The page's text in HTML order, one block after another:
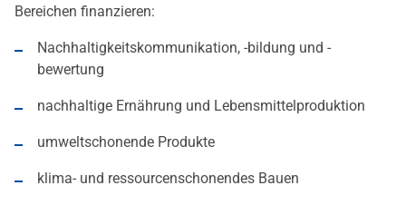
Bereichen finanzieren:
Nachhaltigkeitskommunikation, -bildung und -
bewertung
nachhaltige Ernährung und Lebensmittelproduktion
umweltschonende Produkte
klima- und ressourcenschonendes Bauen